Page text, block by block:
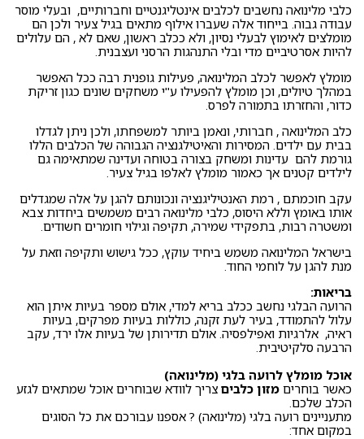
כלבי מלינואה נחשבים לכלבים אינטליגנטיים וחברותיים, ובעלי מוסר
עבודה גבוה. בייחוד אלה שעברו אילוף מתאים בגיל צעיר ולכן הם
מומלצים לאימוץ לבעלי נסיון, ולא ככלב ראשון, שאם לא , הם עלולים
להיות אסרטיביים מדי ובלי התנהגות הרסני ועצבנית.
מומלץ לאפשר לכלב המלינואה, פעילות גופנית רבה ככל האפשר
במהלך טיולים, וכן מומלץ להפעילו ע"י משחקים שונים כגון זריקת
כדור, והחזרתו בתמורה לפרס.
כלב המלינואה , חברותי, ונאמן ביותר למשפחתו, ולכן ניתן לגדלו
בבית עם ילדים. המסירות והאיטילגנציה הגבוהה של הכלבים הללו
גורמת להם עדינות ומשחק בצורה בטוחה ועדינה שמתאימה גם
לילדים קטנים אך כאמור מומלץ לאלפו בגיל צעיר.
עקב חוכמתם , רמת האנטיליגנציה ונכונותם להגן על אלה שמגדלים
אותו באומץ וללא היסוס, כלבי מלינואה רבים משמשים ביחדות צבא
ומשטרה רבות, בתפקידי שמירה, תקיפה וגילוי חומרים חשודים.
בישראל המלינואה משמש ביחיד עוקץ, ככל גישוש ותקיפה וזאת על
מנת להגן על לוחמי החוד.
בריאות:
הרועה הבלגי נחשב ככלב בריא למדי, אולם מספר בעיות איתן הוא
עלול להתמודד, בעיר לעת זקנה, כוללות בעיות מפרקים, בעיות
ראיה, אלרגיות ואפילפסיה. אולם תדירותן של בעיות אלו ירד, עקב
הרבעה סלקיטיבית.
אוכל מומלץ לרועה בלגי (מלינואה)
כאשר בוחרים מזון כלבים צריך לוודא שבוחרים אוכל שמתאים לגזע
הכלב שלכם.
מתעניינים רועה בלגי (מלינואה) ? אספנו עבורכם את כל הסוגים
במקום אחד: